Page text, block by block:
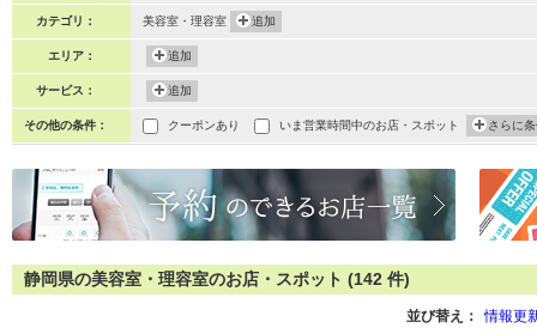
カテゴリ： 美容室・理容室 追加
エリア： 追加
サービス： 追加
その他の条件： クーポンあり いま営業時間中のお店・スポット さらに
静岡県の美容室・理容室のお店・スポット (142 件)
並び替え： 情報更